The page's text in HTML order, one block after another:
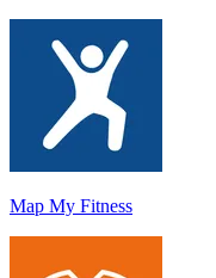
Map My Fitness